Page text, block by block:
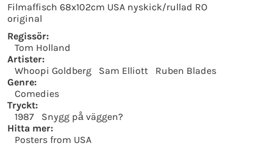
Filmaffisch 68x102cm USA nyskick/rullad RO
original
Regissör:
Tom Holland
Artister:
Whoopi Goldberg
Sam Elliott
Ruben Blades
Genre:
Comedies
Tryckt:
1987
Snygg på väggen?
Hitta mer:
Posters from USA